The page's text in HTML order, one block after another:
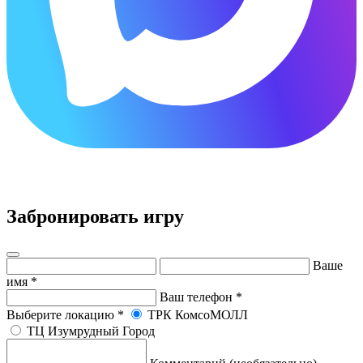
Забронировать игру
Ваше
имя *
Ваш телефон *
Выберите локацию *
ТРК КомсоМОЛЛ
ТЦ Изумрудный Город